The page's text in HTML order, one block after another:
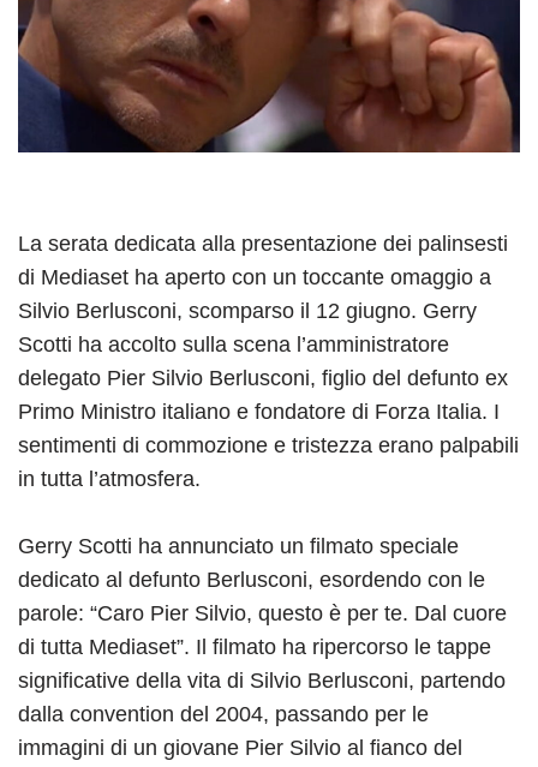
La serata dedicata alla presentazione dei palinsesti
di Mediaset ha aperto con un toccante omaggio a
Silvio Berlusconi, scomparso il 12 giugno. Gerry
Scotti ha accolto sulla scena l’amministratore
delegato Pier Silvio Berlusconi, figlio del defunto ex
Primo Ministro italiano e fondatore di Forza Italia. I
sentimenti di commozione e tristezza erano palpabili
in tutta l’atmosfera.
Gerry Scotti ha annunciato un filmato speciale
dedicato al defunto Berlusconi, esordendo con le
parole: “Caro Pier Silvio, questo è per te. Dal cuore
di tutta Mediaset”. Il filmato ha ripercorso le tappe
significative della vita di Silvio Berlusconi, partendo
dalla convention del 2004, passando per le
immagini di un giovane Pier Silvio al fianco del